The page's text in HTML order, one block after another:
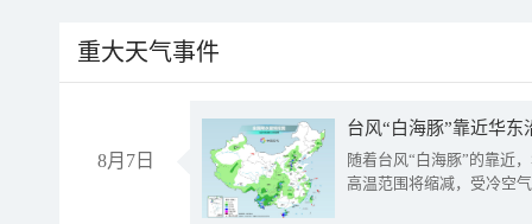
重大天气事件
8月7日
台风“白海豚”靠近华
随着台风“白海豚”的靠近
高温范围将缩减，受冷空